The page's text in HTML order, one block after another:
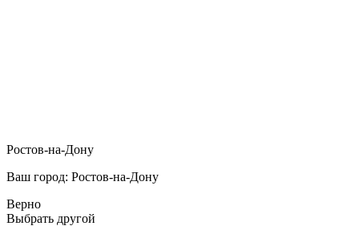
Ростов-на-Дону
Ваш город: Ростов-на-Дону
Верно
Выбрать другой